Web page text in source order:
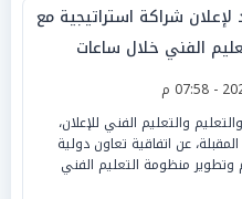
شراكة استراتيجية مع
الفني خلال ساعات
والتعليم الفني للإعلان،
عن اتفاقية تعاون دولية
منظومة التعليم الفني